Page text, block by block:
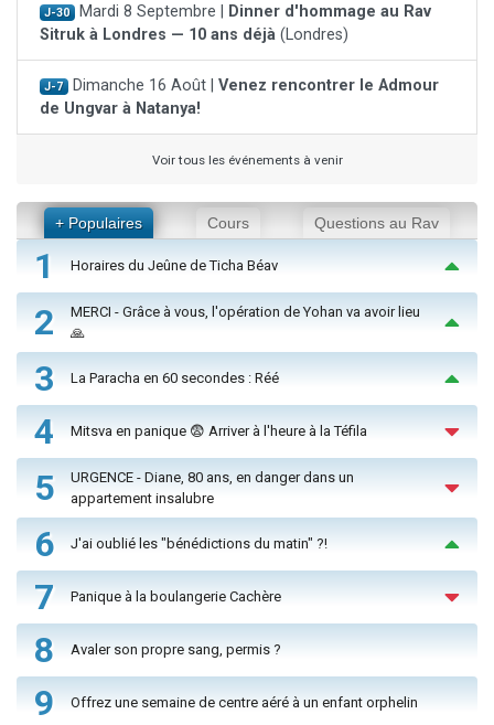
J-30 Mardi 8 Septembre |
Dinner d'hommage au Rav
Sitruk à Londres — 10 ans déjà (Londres)
J-7 Dimanche 16 Août | Venez rencontrer le Admour
de Ungvar à Natanya!
Voir tous les événements à venir
+ Populaires Cours Questions au Rav
1 Horaires du Jeûne de Ticha Béav
2
MERCI - Grâce à vous, l'opération de Yohan va avoir lieu
🙏
3 La Paracha en 60 secondes : Réé
4 Mitsva en panique 😨 Arriver à l'heure à la Téfila
5
URGENCE - Diane, 80 ans, en danger dans un
appartement insalubre
6 J'ai oublié les "bénédictions du matin" ?!
7 Panique à la boulangerie Cachère
8 Avaler son propre sang, permis ?
9 Offrez une semaine de centre aéré à un enfant orphelin